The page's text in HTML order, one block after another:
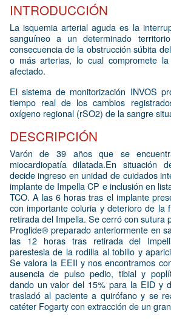
INTRODUCCIÓN
La isquemia arterial aguda es la
sanguíneo a un determinado
consecuencia de la obstrucción súbita
o más arterias, lo cual compromete
afectado.
El sistema de monitorización INVOS
tiempo real de los cambios
oxígeno regional (rSO2) de la sangre
DESCRIPCIÓN
Varón de 39 años que se
miocardiopatía dilatada.En situación
decide ingreso en unidad de cuidados
implante de Impella CP e inclusión en
TCO. A las 6 horas tras el implante
con importante coluria y deterioro de la
retirada del Impella. Se cerró con sutura
Proglide® preparado anteriormente en
las 12 horas tras retirada del
parestesia de la rodilla al tobillo y
Se valora la EEII y nos encontramos
ausencia de pulso pedio, tibial y
dando un valor del 15% para la EID y
trasladó al paciente a quirófano y se
catéter Fogarty con extracción de un